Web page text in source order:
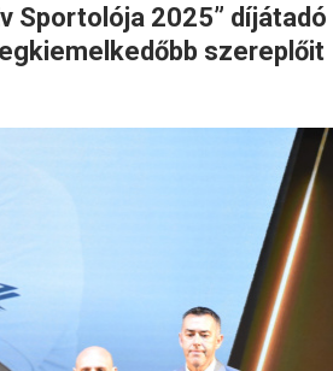
Sportolója 2025” díjátadó
szereplőit